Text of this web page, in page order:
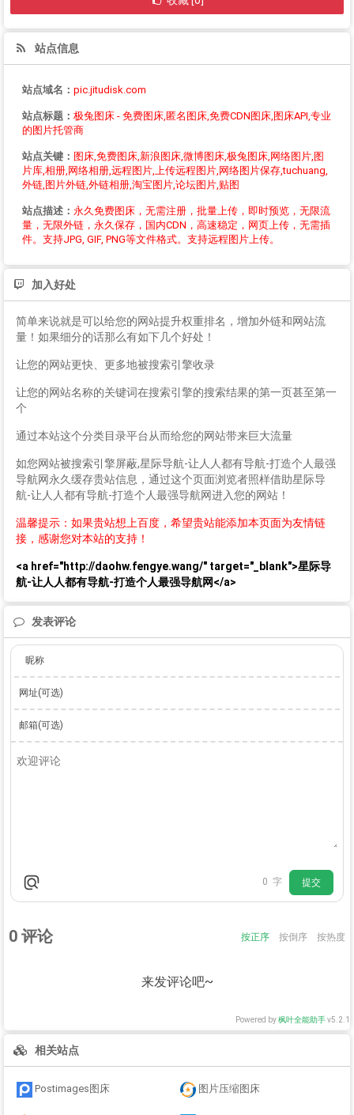
站点信息
站点域名： pic.jitudisk.com
站点标题： 极兔图床 - 免费图床,匿名图床,免费CDN图床,图床API,专业
的图片托管商
站点关键： 图床,免费图床,新浪图床,微博图床,极兔图床,网络图片,图
片库,相册,网络相册,远程图片,上传远程图片,网络图片保存,tuchuang,
外链,图片外链,外链相册,淘宝图片,论坛图片,贴图
站点描述： 永久免费图床，无需注册，批量上传，即时预览，无限流
量，无限外链，永久保存，国内CDN，高速稳定，网页上传，无需插
件。支持JPG, GIF, PNG等文件格式。支持远程图片上传。
加入好处
简单来说就是可以给您的网站提升权重排名，增加外链和网站流
量！如果细分的话那么有如下几个好处！
让您的网站更快、更多地被搜索引擎收录
让您的网站名称的关键词在搜索引擎的搜索结果的第一页甚至第一
个
通过本站这个分类目录平台从而给您的网站带来巨大流量
如您网站被搜索引擎屏蔽,星际导航-让人人都有导航-打造个人最强
导航网永久缓存贵站信息，通过这个页面浏览者照样借助星际导
航-让人人都有导航-打造个人最强导航网进入您的网站！
温馨提示：如果贵站想上百度，希望贵站能添加本页面为友情链
接，感谢您对本站的支持！
<a href="http://daohw.fengye.wang/" target="_blank">星际导
航-让人人都有导航-打造个人最强导航网</a>
发表评论
昵称
网址(可选)
邮箱(可选)
0 字 提交
0 评论 按正序 按倒序 按热度
来发评论吧~
Powered by枫叶全能助手v5.2.1
相关站点
Postimages图床 图片压缩图床